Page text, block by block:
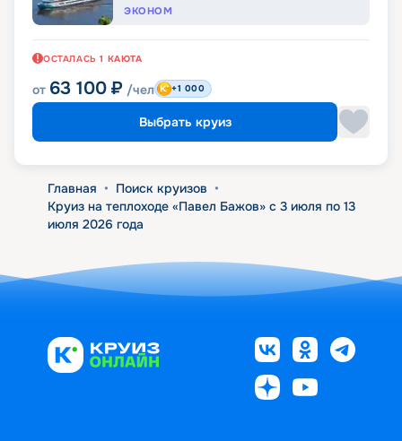
ЭКОНОМ
ОСТАЛАСЬ 1 КАЮТА
от 63 100 ₽ /чел +1 000
Выбрать круиз
Главная • Поиск круизов •
Круиз на теплоходе «Павел Бажов» с 3 июля по 13
июля 2026 года